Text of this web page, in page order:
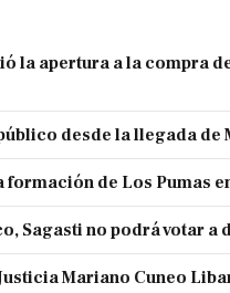
la apertura a la compra
desde la llegada de
formación de Los Pumas
Sagasti no podrá votar a
Mariano Cuneo